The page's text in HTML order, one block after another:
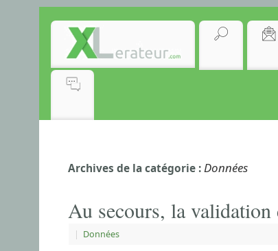
Archives de la catégorie : Données
Au secours, la
| Données